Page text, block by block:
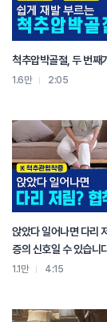
일도 생겨서 힘드실텐
척추압박골절, 두 번째
1.6만 2:05
앉았다 일어나면 다리
증의 신호일 수 있습니
1.1만 4:15